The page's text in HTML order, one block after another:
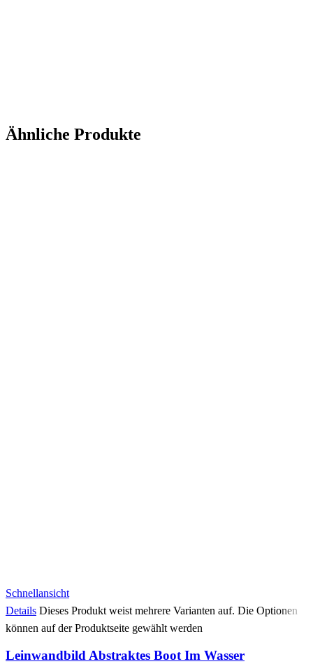
Ähnliche Produkte
Schnellansicht
Details Dieses Produkt weist mehrere Varianten auf. Die Optionen
können auf der Produktseite gewählt werden
Leinwandbild Abstraktes Boot Im Wasser